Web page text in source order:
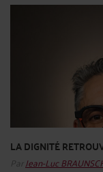
LA DIGNITÉ
Par Jean-Luc